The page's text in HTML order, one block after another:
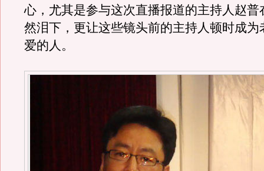
心，尤其是参与这次直播报道的主持人赵普
然泪下，更让这些镜头前的主持人顿时成为
爱的人。